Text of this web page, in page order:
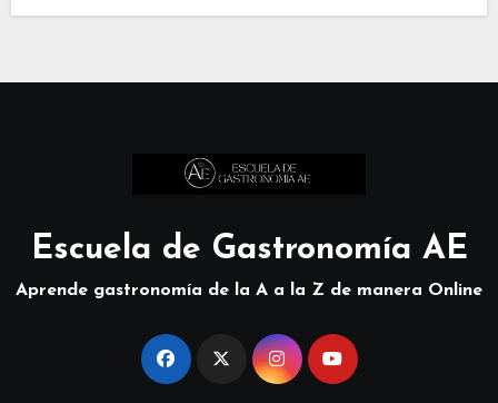
Escuela de Gastronomía AE
Aprende gastronomía de la A a la Z de manera Online